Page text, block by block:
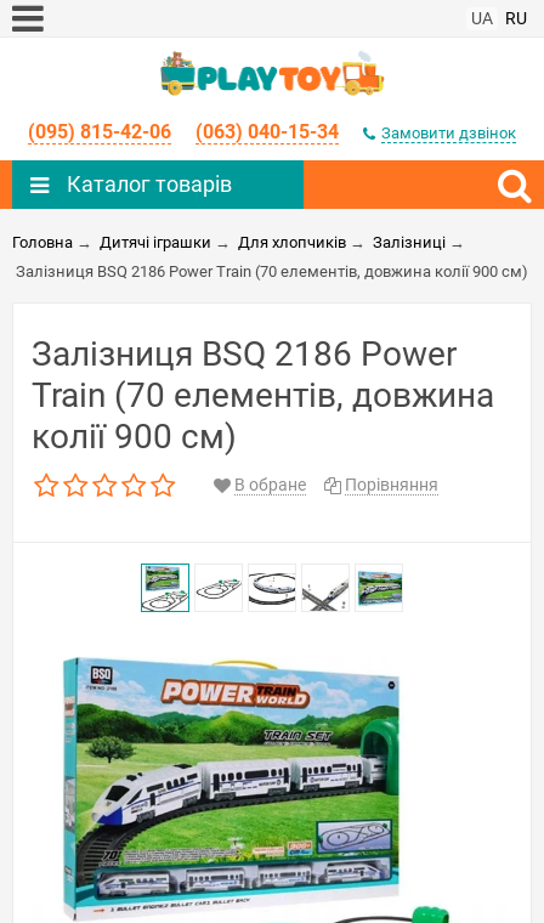
UA RU
(095) 815-42-06 (063) 040-15-34 Замовити дзвінок
Каталог товарів
Головна → Дитячі іграшки → Для хлопчиків → Залізниці →
Залізниця BSQ 2186 Power Train (70 елементів, довжина колії 900 см)
Залізниця BSQ 2186 Power
Train (70 елементів, довжина
колії 900 см)
В обране Порівняння